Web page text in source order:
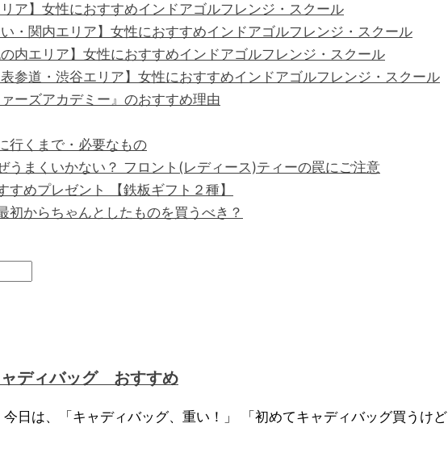
リア】女性におすすめインドアゴルフレンジ・スクール
い・関内エリア】女性におすすめインドアゴルフレンジ・スクール
の内エリア】女性におすすめインドアゴルフレンジ・スクール
表参道・渋谷エリア】女性におすすめインドアゴルフレンジ・スクール
ーズアカデミー』のおすすめ理由
行くまで・必要なもの
うまくいかない？ フロント(レディース)ティーの罠にご注意
すめプレゼント 【鉄板ギフト２種】
初からちゃんとしたものを買うべき？
ャディバッグ おすすめ
日は、「キャディバッグ、重い！」 「初めてキャディバッグ買うけど